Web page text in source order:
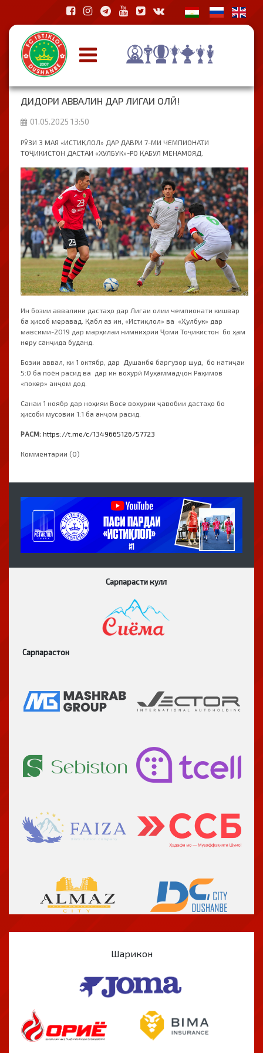
ДИДОРИ АВВАЛИН ДАР ЛИГАИ ОЛӢ!
01.05.2025 13:50
РӮЗИ 3 МАЯ «ИСТИҚЛОЛ» ДАР ДАВРИ 7-МИ ЧЕМПИОНАТИ
ТОҶИКИСТОН ДАСТАИ «ХУЛБУК»-РО ҚАБУЛ МЕНАМОЯД.
Ин бозии аввалини дастаҳо дар Лигаи олии чемпионати кишвар
ба ҳисоб меравад. Қабл аз ин, «Истиқлол» ва «Ҳулбук» дар
мавсими-2019 дар марҳилаи нимниҳоии Ҷоми Тоҷикистон бо ҳам
неру санҷида буданд.
Бозии аввал, ки 1 октябр, дар Душанбе баргузор шуд, бо натиҷаи
5:0 ба поён расид ва дар ин вохурӣ Муҳаммадҷон Раҳимов
«покер» анҷом дод.
Санаи 1 ноябр дар ноҳияи Восе вохурии ҷавобии дастаҳо бо
ҳисоби мусовии 1:1 ба анҷом расид.
РАСМ: https://t.me/c/1349665126/57723
Комментарии (0)
Сарпарасти кулл
Сарпарастон
Шарикон